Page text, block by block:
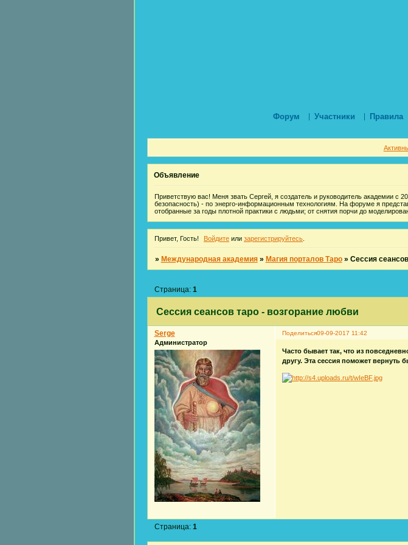
Форум Участники Правила
Объявление
Приветствую вас! Меня звать Сергей, я создатель и руководитель академии с
безопасность) - по энерго-информационным технологиям. На форуме я
отобранные за годы плотной практики с людьми; от снятия порчи до
Привет, Гость! Войдите или зарегистрируйтесь
» Международная академия » Магия порталов Таро » Сессия
Сессия сеансов таро - возгорание любви
Страница: 1
Поделиться09-09-2017 11:42
Serge
Администратор
Часто бывает так, что из
другу. Эта сессия поможет вернуть
Страница: 1